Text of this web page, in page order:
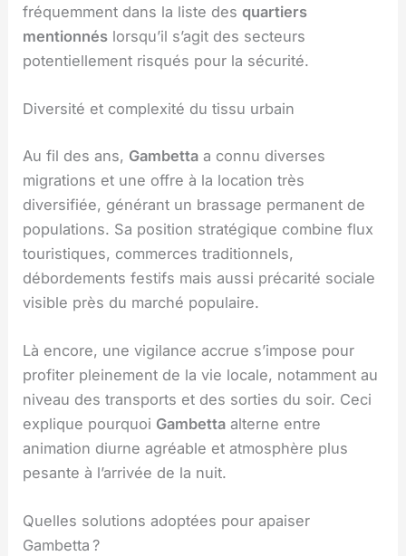
fréquemment dans la liste desquartiers
mentionnés lorsqu’il s’agit des secteurs
potentiellement risqués pour la sécurité.
Diversité et complexité du tissu urbain
Au fil des ans, Gambetta a connu diverses
migrations et une offre à la location très
diversifiée, générant un brassage permanent de
populations. Sa position stratégique combine flux
touristiques, commerces traditionnels,
débordements festifs mais aussi précarité sociale
visible près du marché populaire.
Là encore, une vigilance accrue s’impose pour
profiter pleinement de la vie locale, notamment au
niveau des transports et des sorties du soir. Ceci
explique pourquoi Gambetta alterne entre
animation diurne agréable et atmosphère plus
pesante à l’arrivée de la nuit.
Quelles solutions adoptées pour apaiser
Gambetta ?